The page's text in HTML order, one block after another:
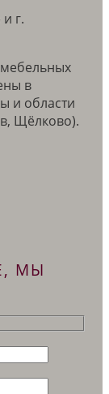
г.
в
и области
Щёлково).
МЫ